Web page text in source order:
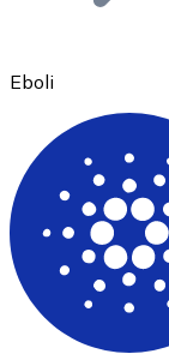
Ethereum
ETH
Eboli